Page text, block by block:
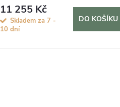
11 255 Kč
Skladem za 7 -
10 dní
DO KOŠÍKU